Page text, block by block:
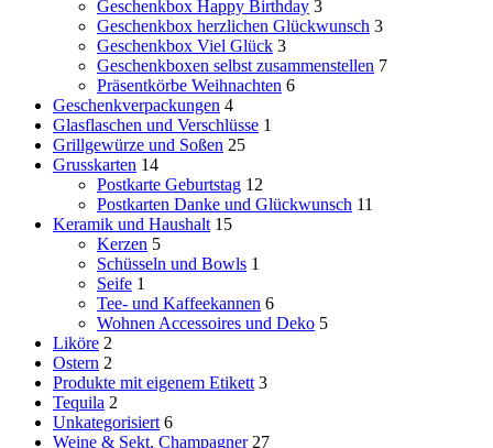
Geschenkbox Happy Birthday 3
Geschenkbox herzlichen Glückwunsch 3
Geschenkbox Viel Glück 3
Geschenkboxen selbst zusammenstellen 7
Präsentkörbe Weihnachten 6
Geschenkverpackungen 4
Glasflaschen und Verschlüsse 1
Grillgewürze und Soßen 25
Grusskarten 14
Postkarte Geburtstag 12
Postkarten Danke und Glückwunsch 11
Keramik und Haushalt 15
Kerzen 5
Schüsseln und Bowls 1
Seife 1
Tee- und Kaffeekannen 6
Wohnen Accessoires und Deko 5
Liköre 2
Ostern 2
Produkte mit eigenem Etikett 3
Tequila 2
Unkategorisiert 6
Weine & Sekt, Champagner 27